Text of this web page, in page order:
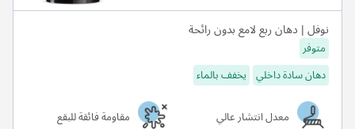
نوفل | دهان ربع لامع بدون رائحة
متوفر
دهان سادة داخلي يخفف بالماء
معدل انتشار عالي
مقاومة فائقة للبقع